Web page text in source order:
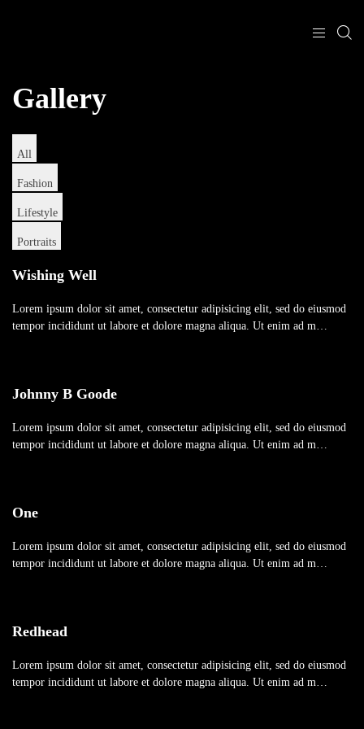
Gallery
All
Fashion
Lifestyle
Portraits
Wishing Well
Lorem ipsum dolor sit amet, consectetur adipisicing elit, sed do eiusmod
tempor incididunt ut labore et dolore magna aliqua. Ut enim ad m…
Johnny B Goode
Lorem ipsum dolor sit amet, consectetur adipisicing elit, sed do eiusmod
tempor incididunt ut labore et dolore magna aliqua. Ut enim ad m…
One
Lorem ipsum dolor sit amet, consectetur adipisicing elit, sed do eiusmod
tempor incididunt ut labore et dolore magna aliqua. Ut enim ad m…
Redhead
Lorem ipsum dolor sit amet, consectetur adipisicing elit, sed do eiusmod
tempor incididunt ut labore et dolore magna aliqua. Ut enim ad m…